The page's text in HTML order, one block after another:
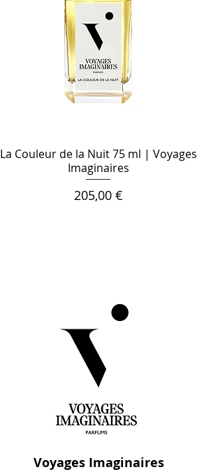
La Couleur de la Nuit 75 ml | Voyages
Imaginaires
Цена
205,00 €
Voyages Imaginaires